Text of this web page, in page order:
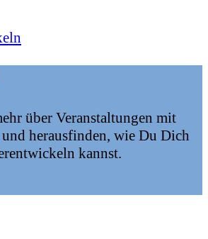
über Veranstaltungen mit
herausfinden, wie Du Dich
kannst.